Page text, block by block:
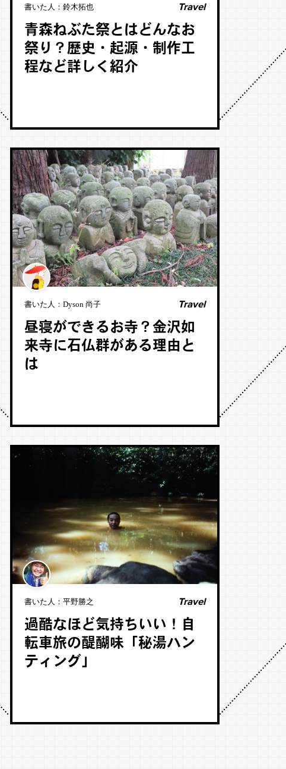
書いた人： 鈴木拓也 Travel
青森ねぶた祭とはどんなお
祭り？歴史・起源・制作工
程など詳しく紹介
書いた人： Dyson 尚子 Travel
昼寝ができるお寺？金沢如
来寺に石仏群がある理由と
は
書いた人： 平野勝之 Travel
過酷なほど気持ちいい！自
転車旅の醍醐味「秘湯ハン
ティング」